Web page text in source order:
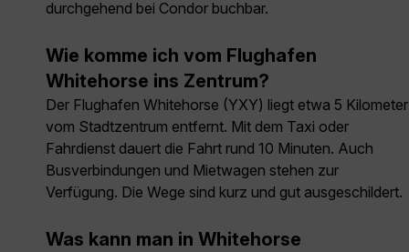
durchgehend bei Condor buchbar.
Wie komme ich vom Flughafen
Whitehorse ins Zentrum?
Der Flughafen Whitehorse (YXY) liegt etwa 5 Kilometer
vom Stadtzentrum entfernt. Mit dem Taxi oder
Fahrdienst dauert die Fahrt rund 10 Minuten. Auch
Busverbindungen und Mietwagen stehen zur
Verfügung. Die Wege sind kurz und gut ausgeschildert.
Was kann man in Whitehorse